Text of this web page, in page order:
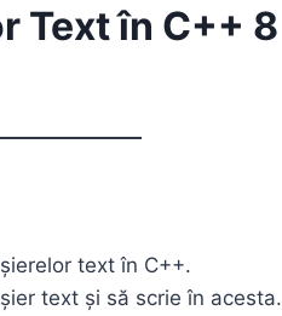
Text în C++ 8
text în C++.
text și să scrie în acesta.